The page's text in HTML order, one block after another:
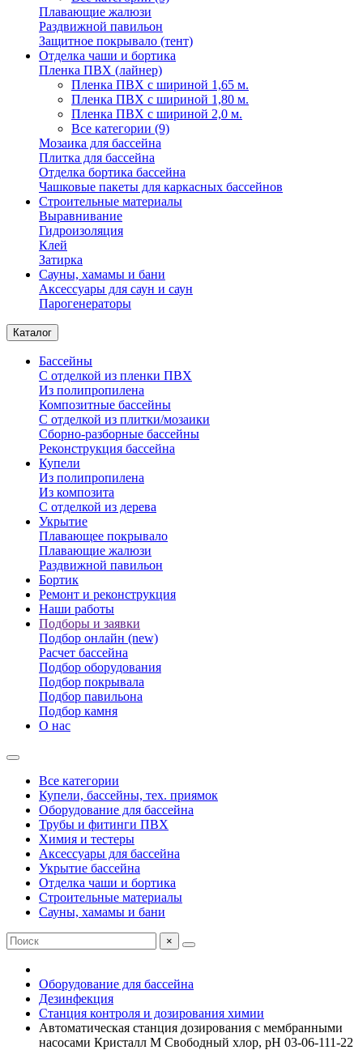
Плавающие жалюзи
Раздвижной павильон
Защитное покрывало (тент)
Отделка чаши и бортика
Пленка ПВХ (лайнер)
Пленка ПВХ с шириной 1,65 м.
Пленка ПВХ с шириной 1,80 м.
Пленка ПВХ с шириной 2,0 м.
Все категории (9)
Мозаика для бассейна
Плитка для бассейна
Отделка бортика бассейна
Чашковые пакеты для каркасных бассейнов
Строительные материалы
Выравнивание
Гидроизоляция
Клей
Затирка
Сауны, хамамы и бани
Аксессуары для саун и саун
Парогенераторы
Каталог
Бассейны
С отделкой из пленки ПВХ
Из полипропилена
Композитные бассейны
С отделкой из плитки/мозаики
Сборно-разборные бассейны
Реконструкция бассейна
Купели
Из полипропилена
Из композита
С отделкой из дерева
Укрытие
Плавающее покрывало
Плавающие жалюзи
Раздвижной павильон
Бортик
Ремонт и реконструкция
Наши работы
Подборы и заявки
Подбор онлайн (new)
Расчет бассейна
Подбор оборудования
Подбор покрывала
Подбор павильона
Подбор камня
О нас
Все категории
Купели, бассейны, тех. приямок
Оборудование для бассейна
Трубы и фитинги ПВХ
Химия и тестеры
Аксессуары для бассейна
Укрытие бассейна
Отделка чаши и бортика
Строительные материалы
Сауны, хамамы и бани
×
Оборудование для бассейна
Дезинфекция
Станция контроля и дозирования химии
Автоматическая станция дозирования c мембранными
насосами Кристалл М Свободный хлор, рН 03-06-111-22